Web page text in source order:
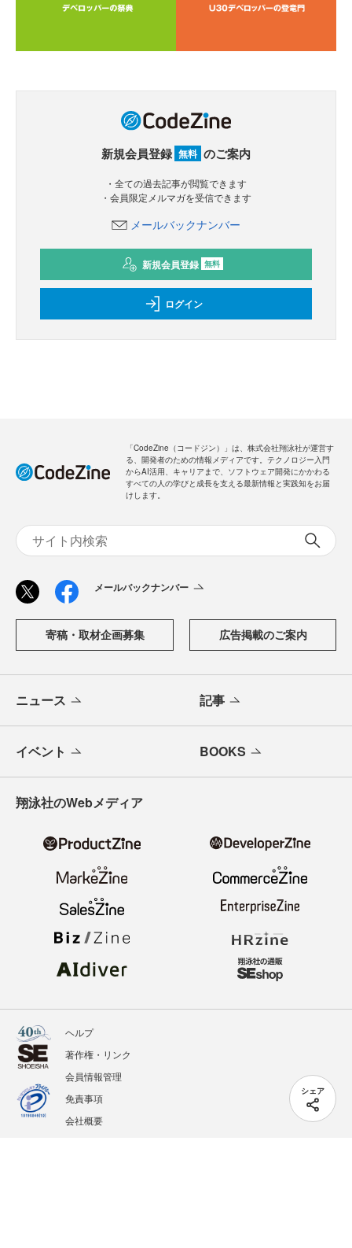
シェア
新規会員登録 無料 のご案内
・全ての過去記事が閲覧できます
・会員限定メルマガを受信できます
メールバックナンバー
新規会員登録 無料
ログイン
「CodeZine（コードジン）」は、株式会社翔泳社が運営す
る、開発者のための情報メディアです。テクノロジー入門
からAI活用、キャリアまで、ソフトウェア開発にかかわる
すべての人の学びと成長を支える最新情報と実践知をお届
けします。
メールバックナンバー
寄稿・取材企画募集 広告掲載のご案内
ニュース 記事
イベント BOOKS
翔泳社のWebメディア
ヘルプ
著作権・リンク
会員情報管理
免責事項
会社概要